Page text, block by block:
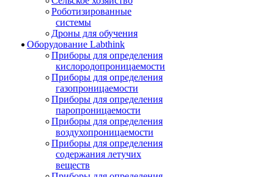
Роботизированные
системы
Дроны для обучения
Оборудование Labthink
Приборы для определения
кислородопроницаемости
Приборы для определения
газопроницаемости
Приборы для определения
паропроницаемости
Приборы для определения
воздухопроницаемости
Приборы для определения
содержания летучих
веществ